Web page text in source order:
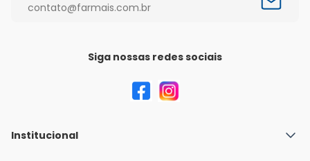
contato@farmais.com.br
Siga nossas redes sociais
Institucional